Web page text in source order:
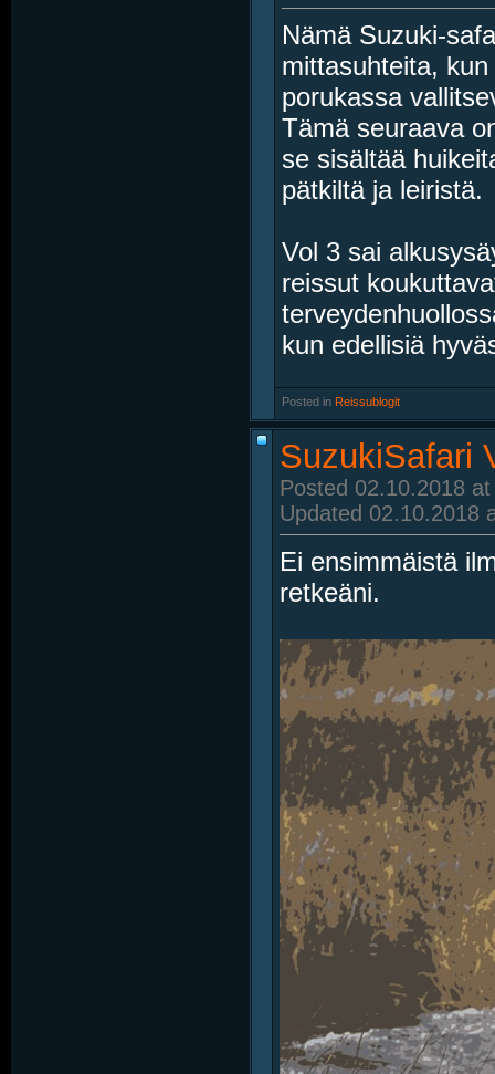
Nämä Suzuki-
mittasuhteita,
porukassa
Tämä seuraava
se sisältää
pätkiltä ja leiristä.
Vol 3 sai
reissut
kun edellisiä
Posted in Reissublogit
SuzukiSafari
Posted 02.10.2018
Updated 02.10.2018
Ei ensimmäistä
retkeäni.